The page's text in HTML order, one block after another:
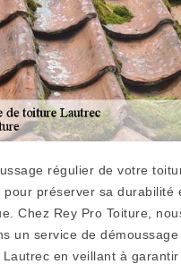
régulier de votre
pour préserver sa durabilité
Chez Rey Pro Toiture,
un service de
en veillant à garantir